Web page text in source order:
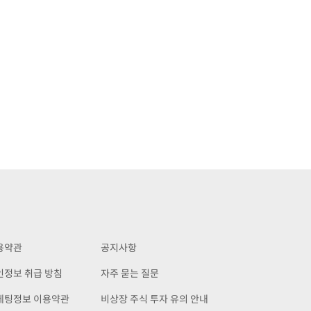
약관
정보 취급 방침
팅정보 이용약관
공지사항
자주 묻는 질문
비상장 주식 투자 유의 안내